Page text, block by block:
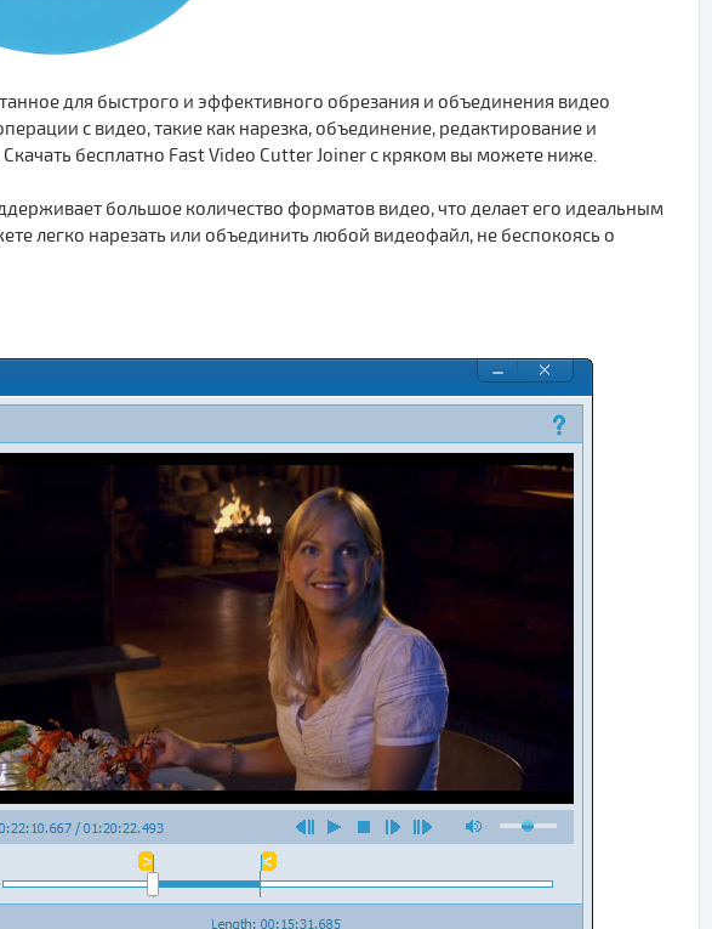
для быстрого и эффективного обрезания и объединения видео
с видео, такие как нарезка, объединение, редактирование и
бесплатно Fast Video Cutter Joiner с кряком вы можете ниже.
большое количество форматов видео, что делает его идеальным
легко нарезать или объединить любой видеофайл, не беспокоясь о